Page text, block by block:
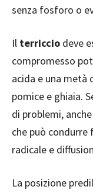
senza fosforo o
Il terriccio deve
compromesso
acida e una metà
pomice e ghiaia.
di problemi,
che può
radicale e
La posizione